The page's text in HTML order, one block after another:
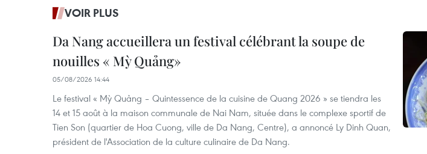
VOIR PLUS
Da Nang accueillera un festival célébrant la soupe de
nouilles « Mỳ Quảng»
05/08/2026 14:44
Le festival « Mỳ Quảng – Quintessence de la cuisine de Quang 2026 » se tiendra les
14 et 15 août à la maison communale de Nai Nam, située dans le complexe sportif de
Tien Son (quartier de Hoa Cuong, ville de Da Nang, Centre), a annoncé Ly Dinh Quan,
président de l'Association de la culture culinaire de Da Nang.